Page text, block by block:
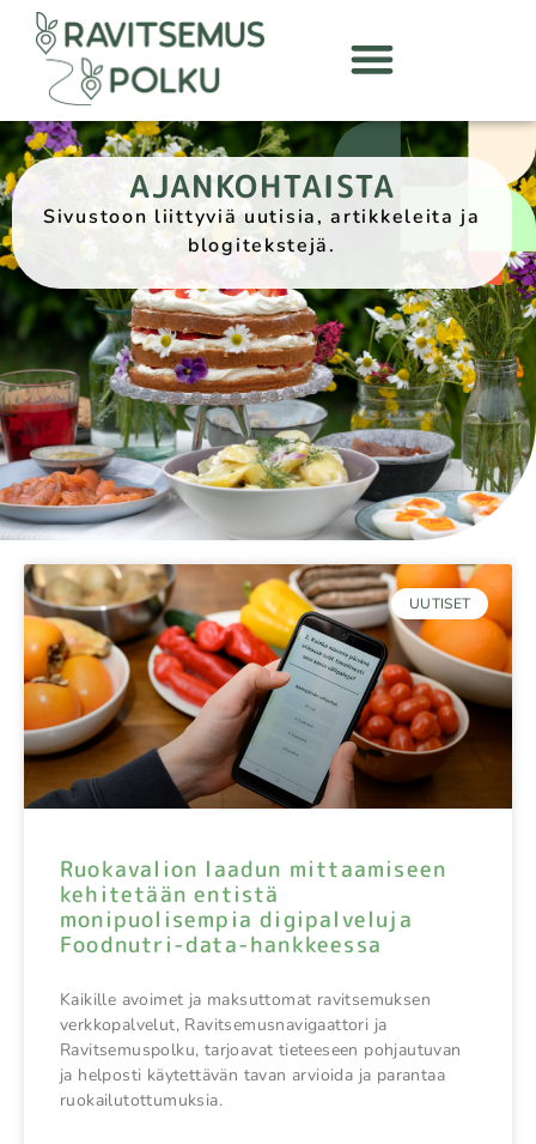
AJANKOHTAISTA
Sivustoon liittyviä uutisia, artikkeleita ja
blogitekstejä.
UUTISET
Ruokavalion laadun mittaamiseen
kehitetään entistä
monipuolisempia digipalveluja
Foodnutri-data-hankkeessa
Kaikille avoimet ja maksuttomat ravitsemuksen
verkkopalvelut, Ravitsemusnavigaattori ja
Ravitsemuspolku, tarjoavat tieteeseen pohjautuvan
ja helposti käytettävän tavan arvioida ja parantaa
ruokailutottumuksia.